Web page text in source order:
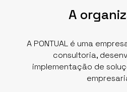
A
A PONTUAL é uma
consultoria,​
implementação​ de